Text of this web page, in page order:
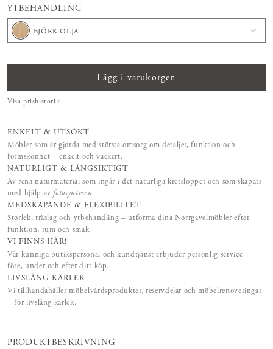
YTBEHANDLING
BJÖRK OLJA
Lägg i varukorgen
Visa prishistorik
ENKELT & UTSÖKT
Möbler som är gjorda med största omsorg om detaljer, funktion och
formskönhet – enkelt och vackert.
NATURLIGT & LÅNGSIKTIGT
Av rena naturmaterial som ingår i det naturliga kretsloppet och som skapats
med hjälp avfotosyntesen.
MEDSKAPANDE & FLEXIBILITET
Storlek, träslag och ytbehandling – utforma dina Norrgavelmöbler efter
funktion, rum och smak.
VI FINNS HÄR!
Vår kunniga butikspersonal och kundtjänst erbjuder personlig service –
före, under och efter ditt köp.
LIVSLÅNG KÄRLEK
Vi tillhandahåller möbelvårdsprodukter, reservdelar och möbelrenoveringar
– för livslång kärlek.
PRODUKTBESKRIVNING